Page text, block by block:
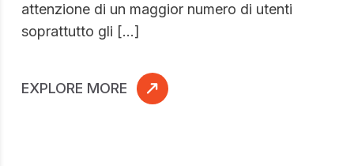
attenzione di un maggior numero di utenti
soprattutto gli […]
EXPLORE MORE